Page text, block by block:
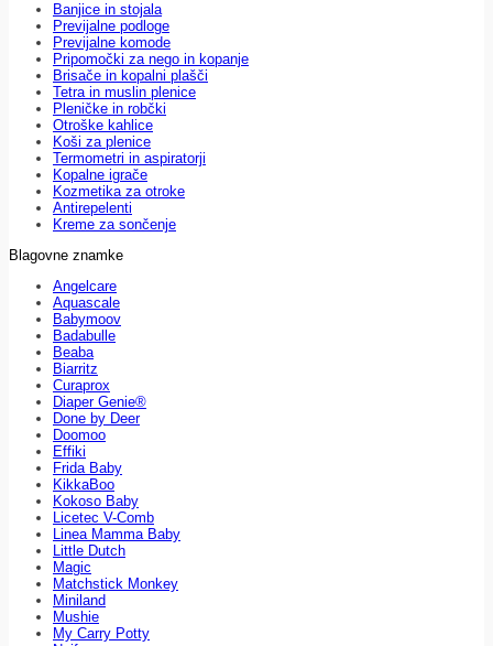
Banjice in stojala
Previjalne podloge
Previjalne komode
Pripomočki za nego in kopanje
Brisače in kopalni plašči
Tetra in muslin plenice
Pleničke in robčki
Otroške kahlice
Koši za plenice
Termometri in aspiratorji
Kopalne igrače
Kozmetika za otroke
Antirepelenti
Kreme za sončenje
Blagovne znamke
Angelcare
Aquascale
Babymoov
Badabulle
Beaba
Biarritz
Curaprox
Diaper Genie®
Done by Deer
Doomoo
Effiki
Frida Baby
KikkaBoo
Kokoso Baby
Licetec V-Comb
Linea Mamma Baby
Little Dutch
Magic
Matchstick Monkey
Miniland
Mushie
My Carry Potty